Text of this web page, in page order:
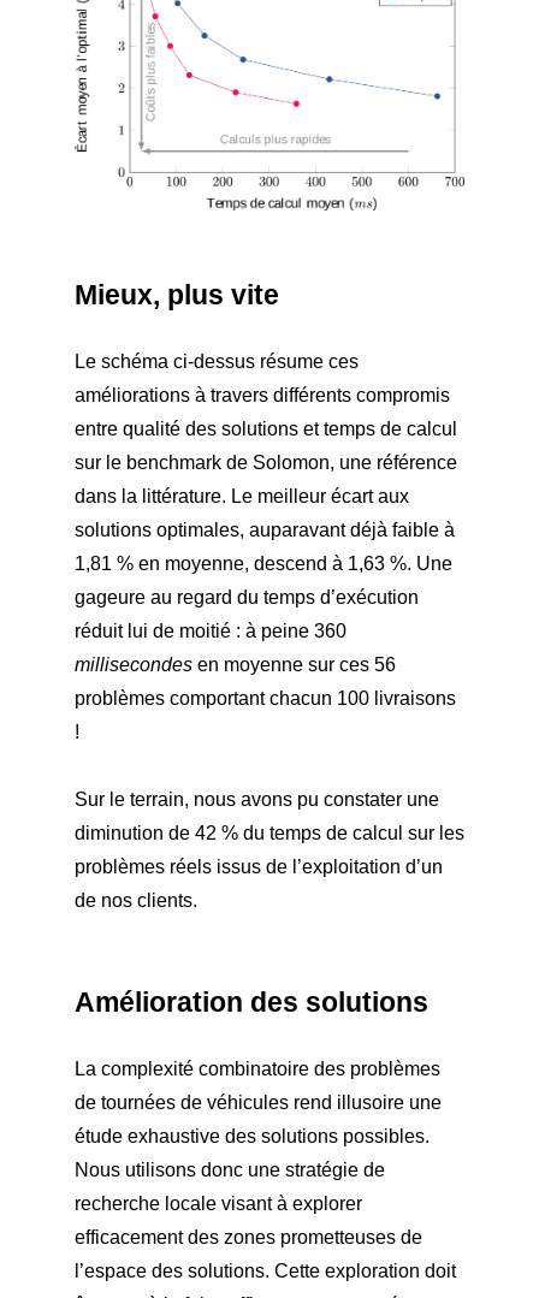
Mieux, plus vite
Le schéma ci-dessus résume ces
améliorations à travers différents compromis
entre qualité des solutions et temps de calcul
sur le benchmark de Solomon, une référence
dans la littérature. Le meilleur écart aux
solutions optimales, auparavant déjà faible à
1,81 % en moyenne, descend à 1,63 %. Une
gageure au regard du temps d’exécution
réduit lui de moitié : à peine 360
millisecondesen moyenne sur ces 56
problèmes comportant chacun 100 livraisons
!
Sur le terrain, nous avons pu constater une
diminution de 42 % du temps de calcul sur les
problèmes réels issus de l’exploitation d’un
de nos clients.
Amélioration des solutions
La complexité combinatoire des problèmes
de tournées de véhicules rend illusoire une
étude exhaustive des solutions possibles.
Nous utilisons donc une stratégie de
recherche locale visant à explorer
efficacement des zones prometteuses de
l’espace des solutions. Cette exploration doit